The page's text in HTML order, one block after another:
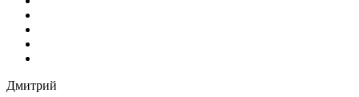
Дмитрий